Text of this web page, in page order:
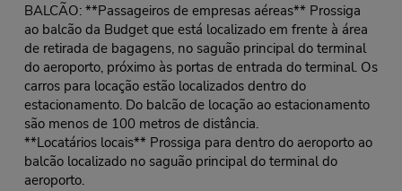
BALCÃO: **Passageiros de empresas aéreas** Prossiga
ao balcão da Budget que está localizado em frente à área
de retirada de bagagens, no saguão principal do terminal
do aeroporto, próximo às portas de entrada do terminal. Os
carros para locação estão localizados dentro do
estacionamento. Do balcão de locação ao estacionamento
são menos de 100 metros de distância.
**Locatários locais** Prossiga para dentro do aeroporto ao
balcão localizado no saguão principal do terminal do
aeroporto.